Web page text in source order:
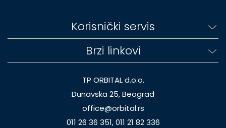
Korisnički servis
Brzi linkovi
TP ORBITAL d.o.o.
Dunavska 25, Beograd
office@orbital.rs
011 26 36 351, 011 21 82 336